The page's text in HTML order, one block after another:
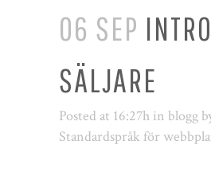
06 SEP
SÄLJARE
Posted at 16:27h in blogg
Standardspråk för